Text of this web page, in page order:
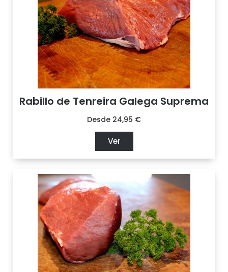
Rabillo de Tenreira Galega Suprema
Desde 24,95 €
Ver